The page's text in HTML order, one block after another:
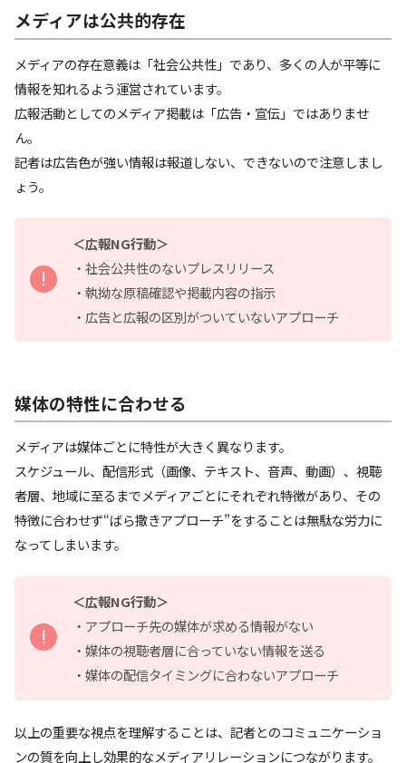
メディアは公共的存在
メディアの存在意義は「社会公共性」であり、多くの人が平等に
情報を知れるよう運営されています。
広報活動としてのメディア掲載は「広告・宣伝」ではありませ
ん。
記者は広告色が強い情報は報道しない、できないので注意しまし
ょう。
＜広報NG行動＞
・社会公共性のないプレスリリース
・執拗な原稿確認や掲載内容の指示
・広告と広報の区別がついていないアプローチ
媒体の特性に合わせる
メディアは媒体ごとに特性が大きく異なります。
スケジュール、配信形式（画像、テキスト、音声、動画）、視聴
者層、地域に至るまでメディアごとにそれぞれ特徴があり、その
特徴に合わせず“ばら撒きアプローチ”をすることは無駄な労力に
なってしまいます。
＜広報NG行動＞
・アプローチ先の媒体が求める情報がない
・媒体の視聴者層に合っていない情報を送る
・媒体の配信タイミングに合わないアプローチ
以上の重要な視点を理解することは、記者とのコミュニケーショ
ンの質を向上し効果的なメディアリレーションにつながります。